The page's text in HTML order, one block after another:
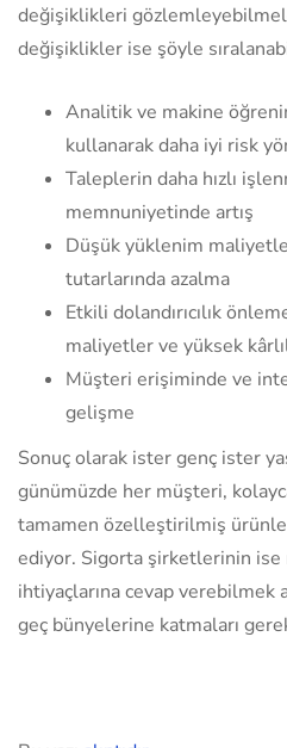
değişiklikleri
değişiklikler ise şöyle
Analitik ve makine
kullanarak daha iyi risk
Taleplerin daha hızlı
memnuniyetinde artış
Düşük yüklenim
tutarlarında azalma
Etkili dolandırıcılık
maliyetler ve yüksek
Müşteri erişiminde ve
gelişme
Sonuç olarak ister genç ister
günümüzde her müşteri,
tamamen özelleştirilmiş
ediyor. Sigorta şirketlerinin
ihtiyaçlarına cevap verebilmek
geç bünyelerine katmaları